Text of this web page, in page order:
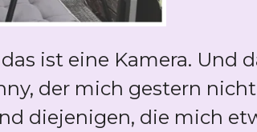
ist eine Kamera. Und
der mich gestern
diejenigen, die mich